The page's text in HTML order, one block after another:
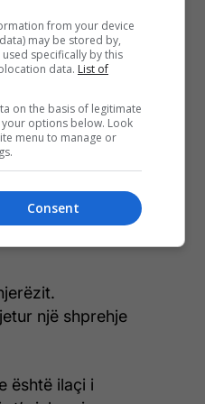
më i lehtësuar
e jetës së
një histori
Mund të të
probleme
një shprehje
është ilaçi i
from your device
may be stored by,
specifically by this
data. List of
on the basis of legitimate
options below. Look
menu to manage or
Consent